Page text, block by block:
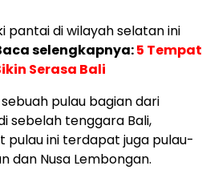
pantai di wilayah selatan ini
selengkapnya:5 Tempat
Serasa Bali
pulau bagian dari
sebelah tenggara Bali,
pulau ini terdapat juga pulau-
dan Nusa Lembongan.